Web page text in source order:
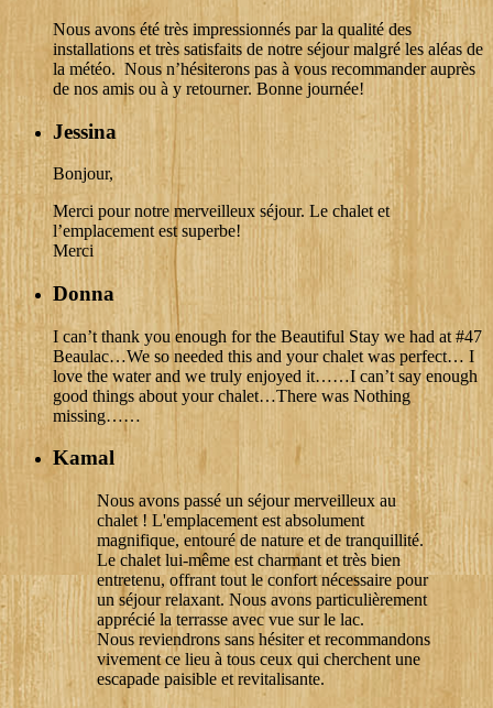
Nous avons été très impressionnés par la qualité des
installations et très satisfaits de notre séjour malgré les aléas de
la météo. Nous n’hésiterons pas à vous recommander auprès
de nos amis ou à y retourner. Bonne journée!
Jessina
Bonjour,
Merci pour notre merveilleux séjour. Le chalet et
l’emplacement est superbe!
Merci
Donna
I can’t thank you enough for the Beautiful Stay we had at #47
Beaulac…We so needed this and your chalet was perfect… I
love the water and we truly enjoyed it……I can’t say enough
good things about your chalet…There was Nothing
missing……
Kamal
Nous avons passé un séjour merveilleux au
chalet ! L'emplacement est absolument
magnifique, entouré de nature et de tranquillité.
Le chalet lui-même est charmant et très bien
entretenu, offrant tout le confort nécessaire pour
un séjour relaxant. Nous avons particulièrement
apprécié la terrasse avec vue sur le lac.
Nous reviendrons sans hésiter et recommandons
vivement ce lieu à tous ceux qui cherchent une
escapade paisible et revitalisante.